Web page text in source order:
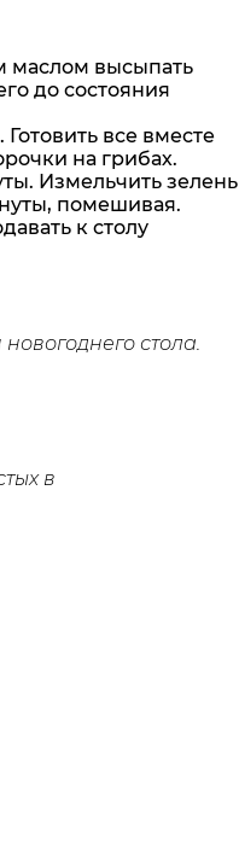
маслом высыпать
до состояния
все вместе
на грибах.
Измельчить зелень
помешивая.
к столу
новогоднего стола.
в